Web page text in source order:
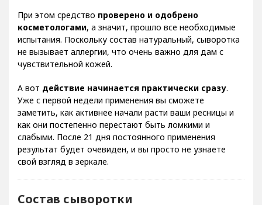
При этом средство проверено и одобрено
косметологами, а значит, прошло все необходимые
испытания. Поскольку состав натуральный, сыворотка
не вызывает аллергии, что очень важно для дам с
чувствительной кожей.
А вот действие начинается практически сразу.
Уже с первой недели применения вы сможете
заметить, как активнее начали расти ваши ресницы и
как они постепенно перестают быть ломкими и
слабыми. После 21 дня постоянного применения
результат будет очевиден, и вы просто не узнаете
свой взгляд в зеркале.
Состав сыворотки